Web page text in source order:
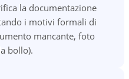
la documentazione
i motivi formali di
mancante, foto
bollo).